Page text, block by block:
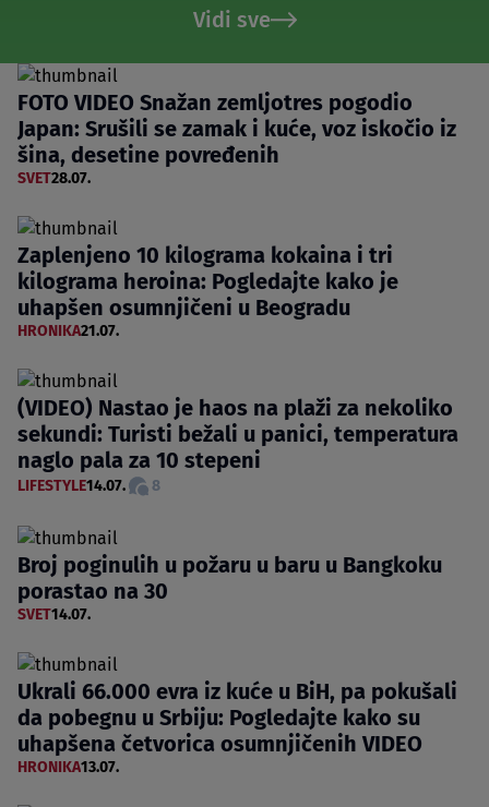
Vidi sve
FOTO VIDEO Snažan zemljotres pogodio
Japan: Srušili se zamak i kuće, voz iskočio iz
šina, desetine povređenih
SVET28.07.
Zaplenjeno 10 kilograma kokaina i tri
kilograma heroina: Pogledajte kako je
uhapšen osumnjičeni u Beogradu
HRONIKA21.07.
(VIDEO) Nastao je haos na plaži za nekoliko
sekundi: Turisti bežali u panici, temperatura
naglo pala za 10 stepeni
LIFESTYLE14.07. 8
Broj poginulih u požaru u baru u Bangkoku
porastao na 30
SVET14.07.
Ukrali 66.000 evra iz kuće u BiH, pa pokušali
da pobegnu u Srbiju: Pogledajte kako su
uhapšena četvorica osumnjičenih VIDEO
HRONIKA13.07.